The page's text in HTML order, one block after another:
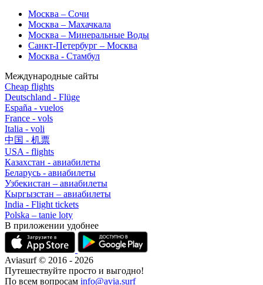
Москва – Сочи
Москва – Махачкала
Москва – Минеральные Воды
Санкт-Петербург – Москва
Москва - Стамбул
Международные сайты
Cheap flights
Deutschland - Flüge
España - vuelos
France - vols
Italia - voli
中国 - 机票
USA - flights
Казахстан - авиабилеты
Беларусь - авиабилеты
Узбекистан – авиабилеты
Кыргызстан – авиабилеты
India - Flight tickets
Polska – tanie loty
В приложении удобнее
Aviasurf © 2016 - 2026
Путешествуйте просто и выгодно!
По всем вопросам info@avia.surf